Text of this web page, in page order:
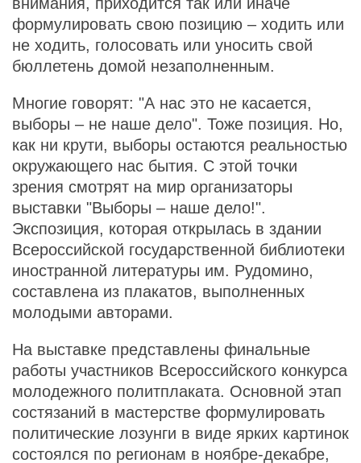
формулировать свою позицию – ходить или
не ходить, голосовать или уносить свой
бюллетень домой незаполненным.
Многие говорят: "А нас это не касается,
выборы – не наше дело". Тоже позиция. Но,
как ни крути, выборы остаются реальностью
окружающего нас бытия. С этой точки
зрения смотрят на мир организаторы
выставки "Выборы – наше дело!".
Экспозиция, которая открылась в здании
Всероссийской государственной библиотеки
иностранной литературы им. Рудомино,
составлена из плакатов, выполненных
молодыми авторами.
На выставке представлены финальные
работы участников Всероссийского конкурса
молодежного политплаката. Основной этап
состязаний в мастерстве формулировать
политические лозунги в виде ярких картинок
состоялся по регионам в ноябре-декабре,